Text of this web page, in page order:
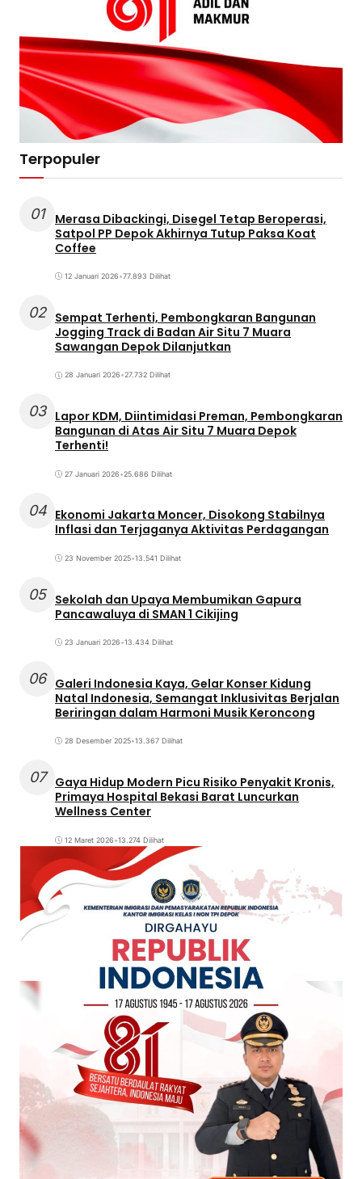
Terpopuler
01
Merasa Dibackingi, Disegel Tetap Beroperasi,
Satpol PP Depok Akhirnya Tutup Paksa Koat
Coffee
12 Januari 2026•77.893 Dilihat
02 Sempat Terhenti, Pembongkaran Bangunan
Jogging Track di Badan Air Situ 7 Muara
Sawangan Depok Dilanjutkan
28 Januari 2026•27.732 Dilihat
03 Lapor KDM, Diintimidasi Preman, Pembongkaran
Bangunan di Atas Air Situ 7 Muara Depok
Terhenti!
27 Januari 2026•25.686 Dilihat
04 Ekonomi Jakarta Moncer, Disokong Stabilnya
Inflasi dan Terjaganya Aktivitas Perdagangan
23 November 2025•13.541 Dilihat
05 Sekolah dan Upaya Membumikan Gapura
Pancawaluya di SMAN 1 Cikijing
23 Januari 2026•13.434 Dilihat
06 Galeri Indonesia Kaya, Gelar Konser Kidung
Natal Indonesia, Semangat Inklusivitas Berjalan
Beriringan dalam Harmoni Musik Keroncong
28 Desember 2025•13.367 Dilihat
07
Gaya Hidup Modern Picu Risiko Penyakit Kronis,
Primaya Hospital Bekasi Barat Luncurkan
Wellness Center
12 Maret 2026•13.274 Dilihat